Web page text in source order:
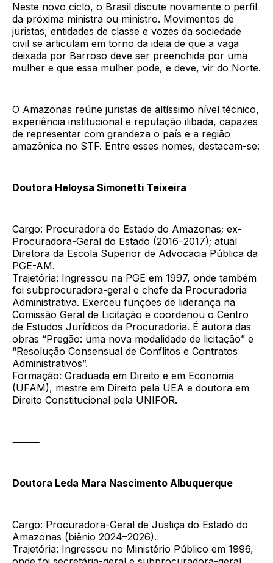
Neste novo ciclo, o Brasil discute novamente o perfil
da próxima ministra ou ministro. Movimentos de
juristas, entidades de classe e vozes da sociedade
civil se articulam em torno da ideia de que a vaga
deixada por Barroso deve ser preenchida por uma
mulher e que essa mulher pode, e deve, vir do Norte.
O Amazonas reúne juristas de altíssimo nível técnico,
experiência institucional e reputação ilibada, capazes
de representar com grandeza o país e a região
amazônica no STF. Entre esses nomes, destacam-se:
Doutora Heloysa Simonetti Teixeira
Cargo: Procuradora do Estado do Amazonas; ex-
Procuradora-Geral do Estado (2016–2017); atual
Diretora da Escola Superior de Advocacia Pública da
PGE-AM.
Trajetória: Ingressou na PGE em 1997, onde também
foi subprocuradora-geral e chefe da Procuradoria
Administrativa. Exerceu funções de liderança na
Comissão Geral de Licitação e coordenou o Centro
de Estudos Jurídicos da Procuradoria. É autora das
obras “Pregão: uma nova modalidade de licitação” e
“Resolução Consensual de Conflitos e Contratos
Administrativos”.
Formação: Graduada em Direito e em Economia
(UFAM), mestre em Direito pela UEA e doutora em
Direito Constitucional pela UNIFOR.
⸻
Doutora Leda Mara Nascimento Albuquerque
Cargo: Procuradora-Geral de Justiça do Estado do
Amazonas (biênio 2024–2026).
Trajetória: Ingressou no Ministério Público em 1996,